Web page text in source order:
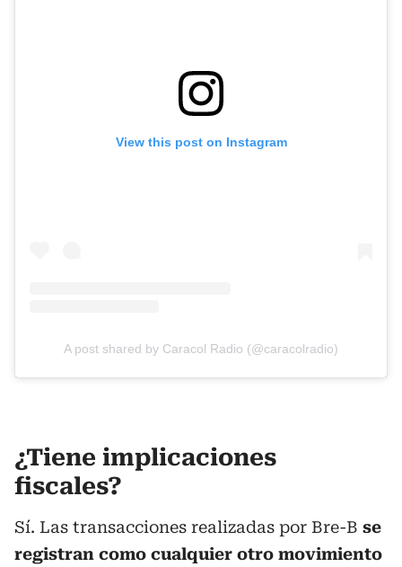
View this post on Instagram
A post shared by Caracol Radio (@caracolradio)
¿Tiene implicaciones
fiscales?
Sí. Las transacciones realizadas por Bre-B se
registran como cualquier otro movimiento